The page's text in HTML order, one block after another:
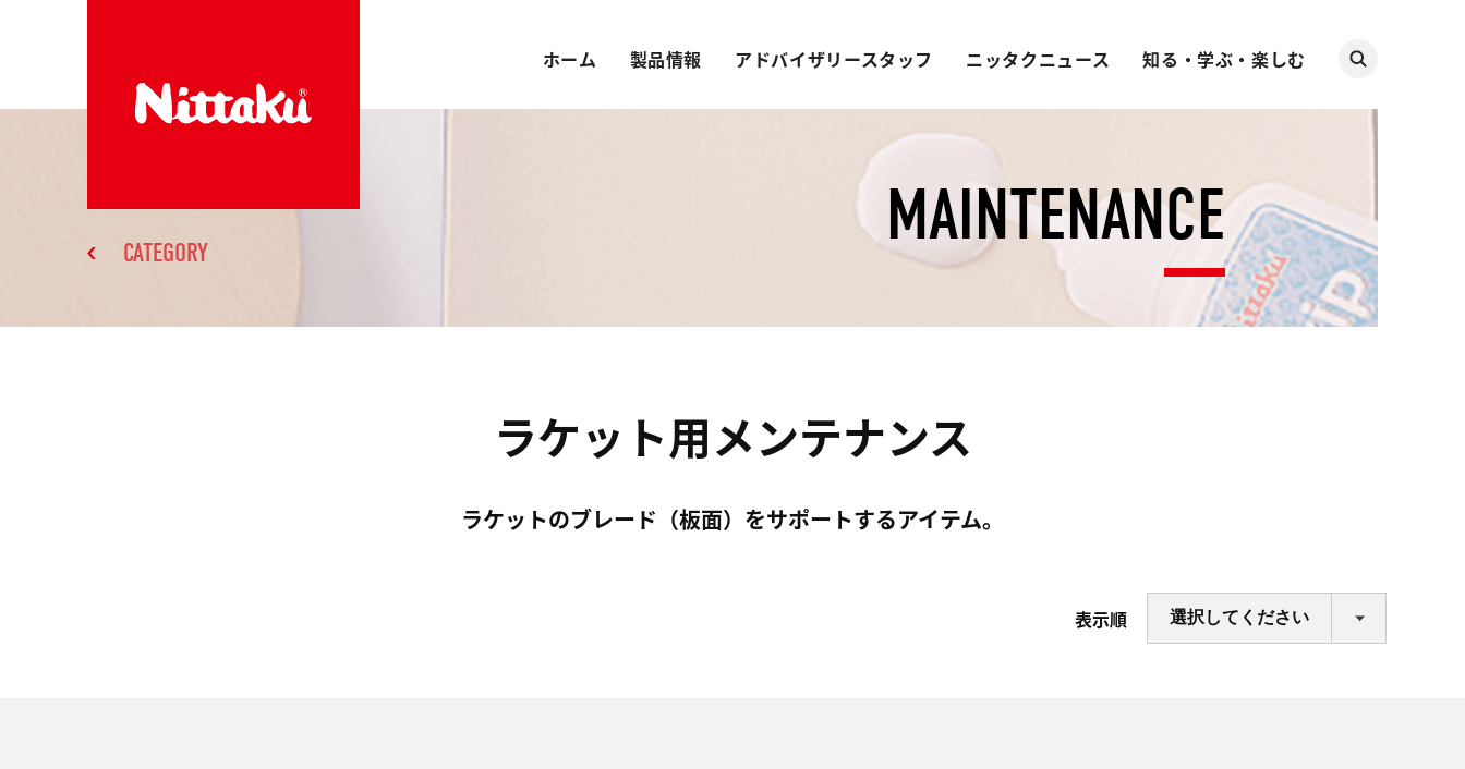
ホーム 製品情報 アドバイザリースタッフ ニッタクニュース 知る・学ぶ・楽しむ
MAINTENANCE
CATEGORY
ラケット用メンテナンス
ラケットのブレード（板面）をサポートするアイテム。
表示順